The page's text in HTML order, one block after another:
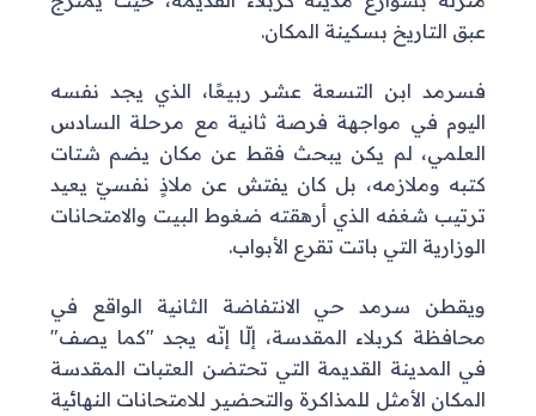
عبق التاريخ بسكينة المكان.
فسرمد ابن التسعة عشر ربيعًا، الذي يجد نفسه
اليوم في مواجهة فرصة ثانية مع مرحلة السادس
العلمي، لم يكن يبحث فقط عن مكان يضم شتات
كتبه وملازمه، بل كان يفتش عن ملاذٍ نفسيّ يعيد
ترتيب شغفه الذي أرهقته ضغوط البيت والامتحانات
الوزارية التي باتت تقرع الأبواب.
ويقطن سرمد حي الانتفاضة الثانية الواقع في
محافظة كربلاء المقدسة، إلّا إنّه يجد "كما يصف"
في المدينة القديمة التي تحتضن العتبات المقدسة
المكان الأمثل للمذاكرة والتحضير للامتحانات النهائية